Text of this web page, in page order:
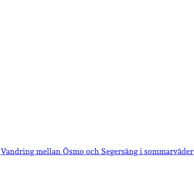
Vandring mellan Ösmo och Segersäng i sommarväder